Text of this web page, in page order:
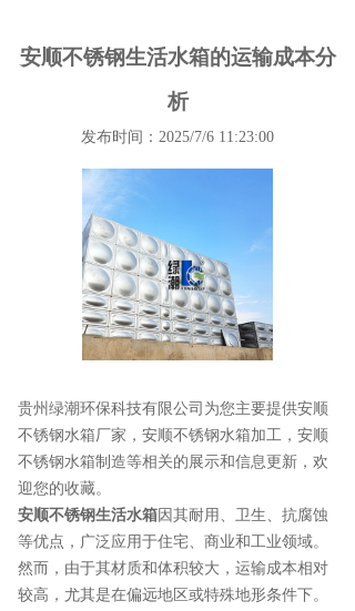
安顺不锈钢生活水箱的运输成本分
析
发布时间：2025/7/6 11:23:00
贵州绿潮环保科技有限公司为您主要提供安顺
不锈钢水箱厂家 ，安顺不锈钢水箱加工，安顺
不锈钢水箱制造等相关的展示和信息更新，欢
迎您的收藏。
安顺不锈钢生活水箱 因其耐用、卫生、抗腐蚀
等优点，广泛应用于住宅、商业和工业领域。
然而，由于其材质和体积较大，运输成本相对
较高，尤其是在偏远地区或特殊地形条件下。